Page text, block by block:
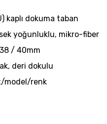
kaplı dokuma taban
yoğunluklu, mikro-fiber
/ 40mm
deri dokulu
model/renk